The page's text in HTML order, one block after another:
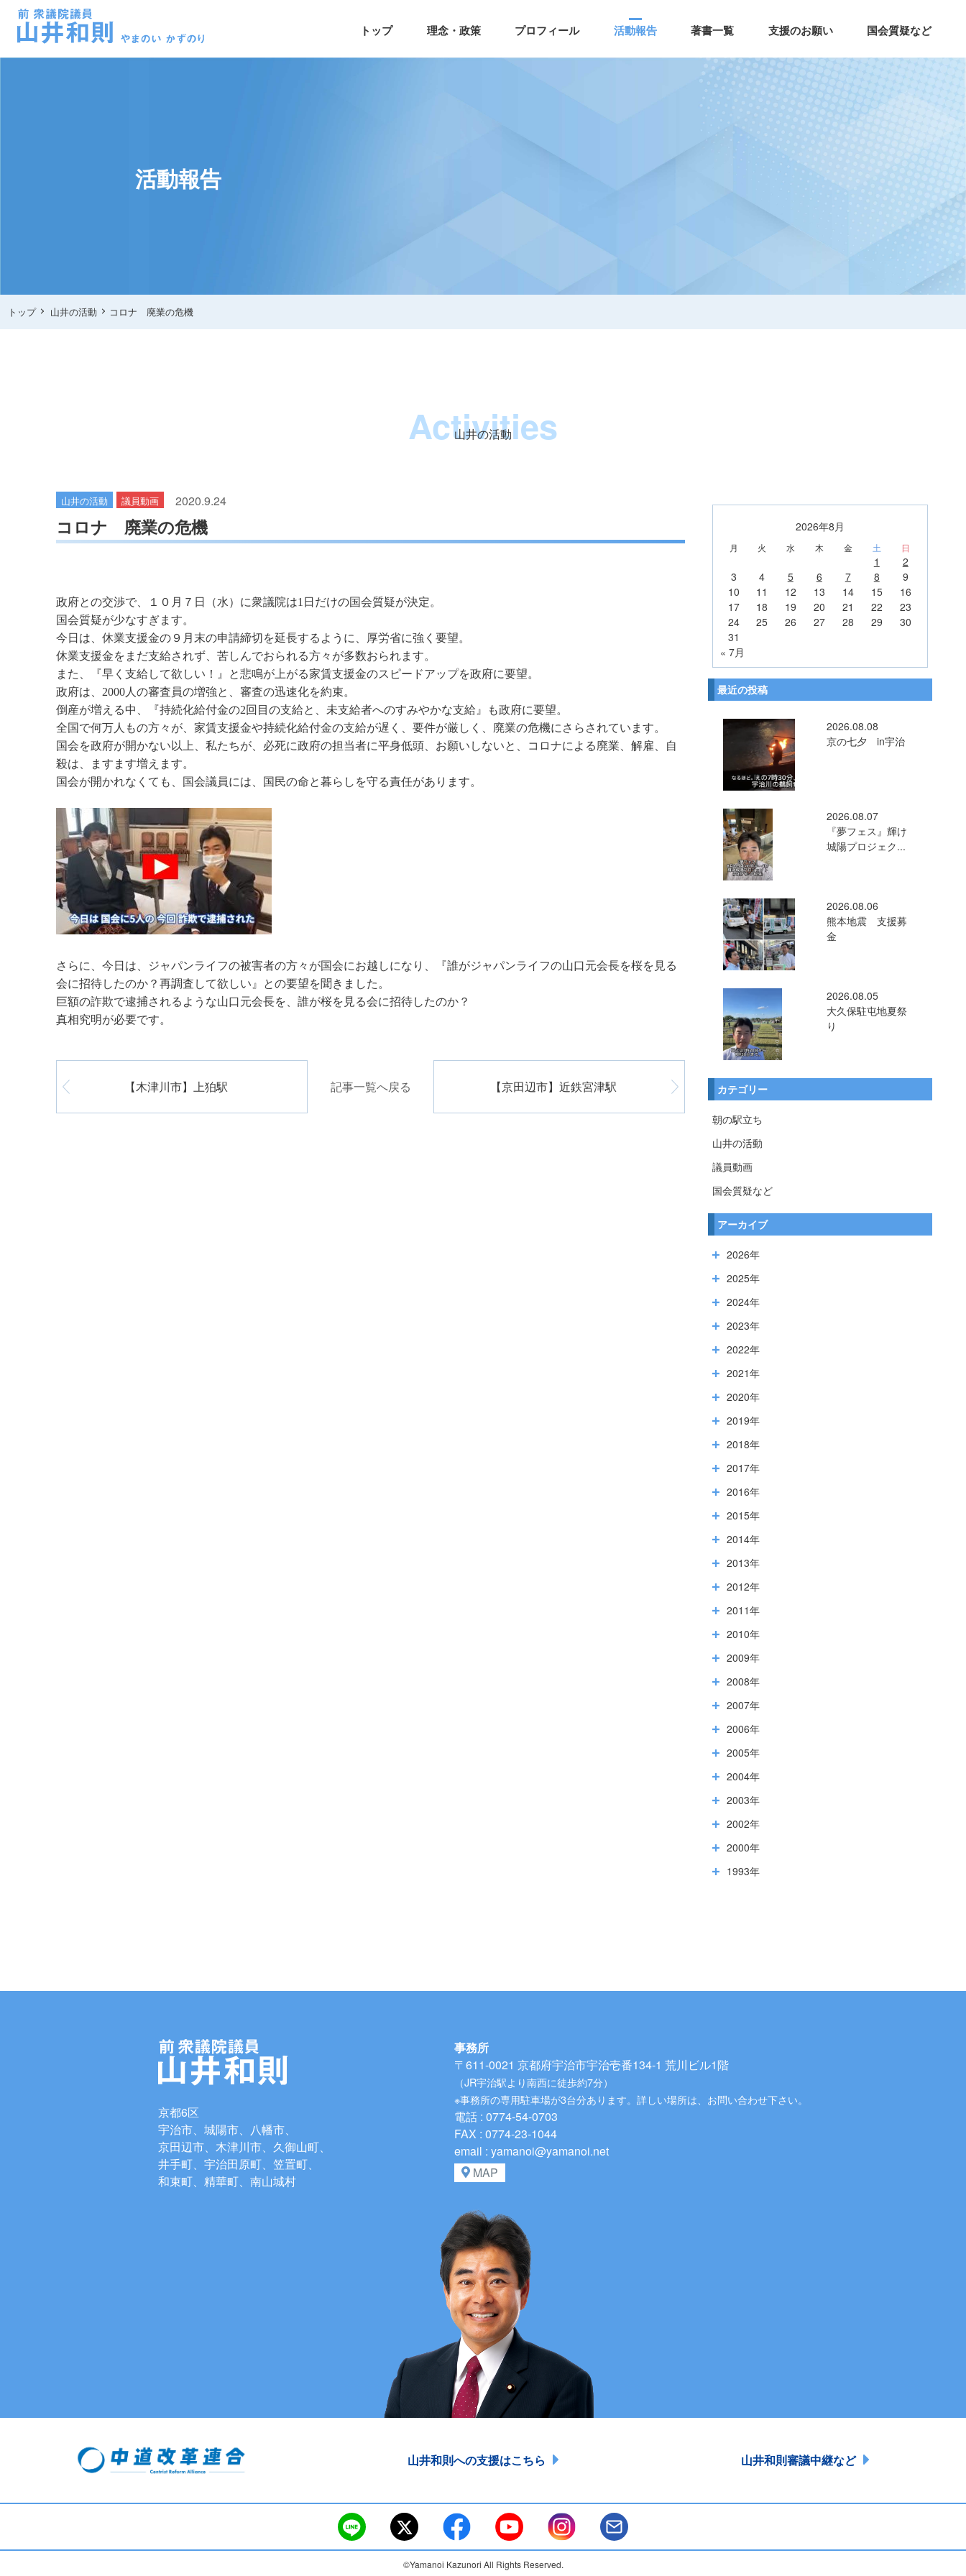
トップ 理念・政策 プロフィール 活動報告 著書一覧 支援のお願い 国会質疑など
活動報告
トップ 山井の活動 コロナ 廃業の危機
Activities
山井の活動
山井の活動 議員動画 2020.9.24
コロナ 廃業の危機
政府との交渉で、１０月７日（水）に衆議院は1日だけの国会質疑が決定。
国会質疑が少なすぎます。
今日は、休業支援金の９月末の申請締切を延長するように、厚労省に強く要望。
休業支援金をまだ支給されず、苦しんでおられる方々が多数おられます。
また、『早く支給して欲しい！』と悲鳴が上がる家賃支援金のスピードアップを政府に要望。
政府は、2000人の審査員の増強と、審査の迅速化を約束。
倒産が増える中、『持続化給付金の2回目の支給と、未支給者へのすみやかな支給』も政府に要望。
全国で何万人もの方々が、家賃支援金や持続化給付金の支給が遅く、要件が厳しく、廃業の危機にさらされています。
国会を政府が開かない以上、私たちが、必死に政府の担当者に平身低頭、お願いしないと、コロナによる廃業、解雇、自
殺は、ますます増えます。
国会が開かれなくても、国会議員には、国民の命と暮らしを守る責任があります。
さらに、今日は、ジャパンライフの被害者の方々が国会にお越しになり、『誰がジャパンライフの山口元会長を桜を見る
会に招待したのか？再調査して欲しい』との要望を聞きました。
巨額の詐欺で逮捕されるような山口元会長を、誰が桜を見る会に招待したのか？
真相究明が必要です。
【木津川市】上狛駅 記事一覧へ戻る 【京田辺市】近鉄宮津駅
2026年8月
月 火 水 木 金 土 日
1
2
3
4 5 6 7 8
9
10
11 12 13 14 15
16
17
18 19 20 21 22
23
24
25 26 27 28 29
30
31
« 7月
最近の投稿
2026.08.08
京の七夕 in宇治
2026.08.07
『夢フェス』輝け
城陽プロジェク...
2026.08.06
熊本地震 支援募
金
2026.08.05
大久保駐屯地夏祭
り
カテゴリー
朝の駅立ち
山井の活動
議員動画
国会質疑など
アーカイブ
2026年
2025年
2024年
2023年
2022年
2021年
2020年
2019年
2018年
2017年
2016年
2015年
2014年
2013年
2012年
2011年
2010年
2009年
2008年
2007年
2006年
2005年
2004年
2003年
2002年
2000年
1993年
京都6区
宇治市、城陽市、八幡市、
京田辺市、木津川市、久御山町、
井手町、宇治田原町、笠置町、
和束町、精華町、南山城村
事務所
〒611-0021 京都府宇治市宇治壱番134-1 荒川ビル1階
（JR宇治駅より南西に徒歩約7分）
※事務所の専用駐車場が3台分あります。 詳しい場所は、お問い合わせ下さい。
電話 : 0774-54-0703
FAX : 0774-23-1044
email : yamanoi@yamanoi.net
MAP
山井和則への支援はこちら 山井和則審議中継など
©Yamanoi Kazunori All Rights Reserved.